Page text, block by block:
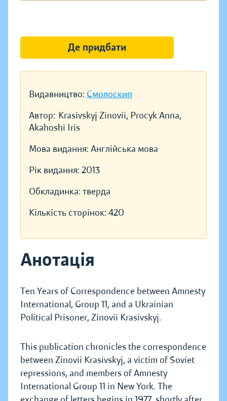
Видавництво: Смолоскип
Автор: Krasivskyj Zinovii, Procyk Anna,
Akahoshi Iris
Мова видання: Англійська мова
Рік видання: 2013
Обкладинка: тверда
Кількість сторінок: 420
Анотація
Ten Years of Correspondence between Amnesty
International, Group 11, and a Ukrainian
Political Prisoner, Zinovii Krasivskyj.
This publication chronicles the correspondence
between Zinovii Krasivskyj, a victim of Soviet
repressions, and members of Amnesty
International Group 11 in New York. The
Де придбати